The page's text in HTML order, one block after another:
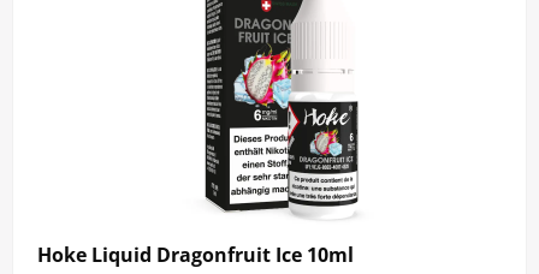
Hoke Liquid Dragonfruit Ice 10ml